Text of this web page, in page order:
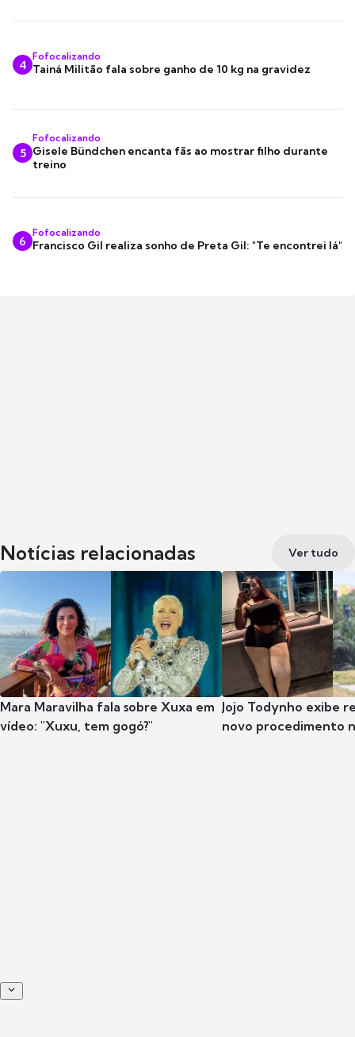
4
Fofocalizando
Tainá Militão fala sobre ganho de 10 kg na gravidez
5
Fofocalizando
Gisele Bündchen encanta fãs ao mostrar filho durante
treino
6
Fofocalizando
Francisco Gil realiza sonho de Preta Gil: "Te encontrei lá"
Notícias relacionadas Ver tudo
Mara Maravilha fala sobre Xuxa em
vídeo: "Xuxu, tem gogó?"
Jojo Todynho exibe
novo procedimento